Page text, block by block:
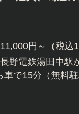
円～（税込
野電鉄湯田中駅
車で15分（無料駐